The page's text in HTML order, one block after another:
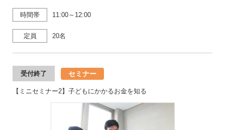
時間帯 11:00～12:00
定員 20名
受付終了 セミナー
【ミニセミナー2】子どもにかかるお金を知る